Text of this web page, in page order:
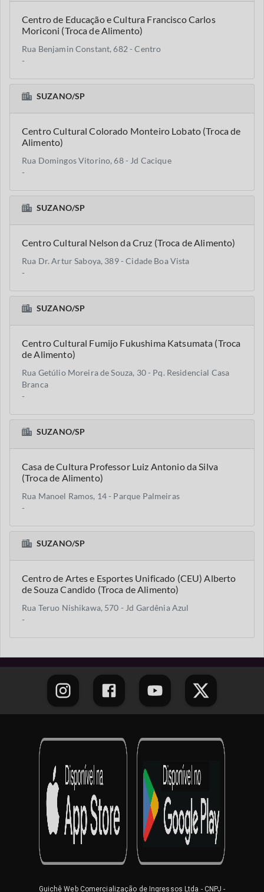
Centro de Educação e Cultura Francisco Carlos
Moriconi (Troca de Alimento)
Rua Benjamin Constant, 682 - Centro
-
SUZANO/SP
Centro Cultural Colorado Monteiro Lobato (Troca de
Alimento)
Rua Domingos Vitorino, 68 - Jd Cacique
-
SUZANO/SP
Centro Cultural Nelson da Cruz (Troca de Alimento)
Rua Dr. Artur Saboya, 389 - Cidade Boa Vista
-
SUZANO/SP
Centro Cultural Fumijo Fukushima Katsumata (Troca
de Alimento)
Rua Getúlio Moreira de Souza, 30 - Pq. Residencial Casa
Branca
-
SUZANO/SP
Casa de Cultura Professor Luiz Antonio da Silva
(Troca de Alimento)
Rua Manoel Ramos, 14 - Parque Palmeiras
-
SUZANO/SP
Centro de Artes e Esportes Unificado (CEU) Alberto
de Souza Candido (Troca de Alimento)
Rua Teruo Nishikawa, 570 - Jd Gardênia Azul
-
Guichê Web Comercialização de Ingressos Ltda - CNPJ -